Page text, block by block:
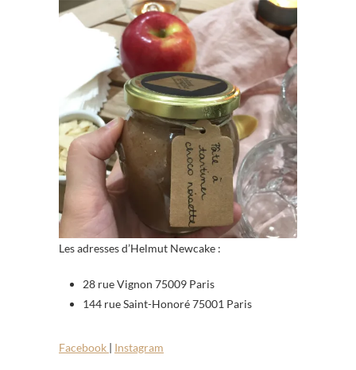
Les adresses d’Helmut Newcake :
28 rue Vignon 75009 Paris
144 rue Saint-Honoré 75001 Paris
Facebook | Instagram